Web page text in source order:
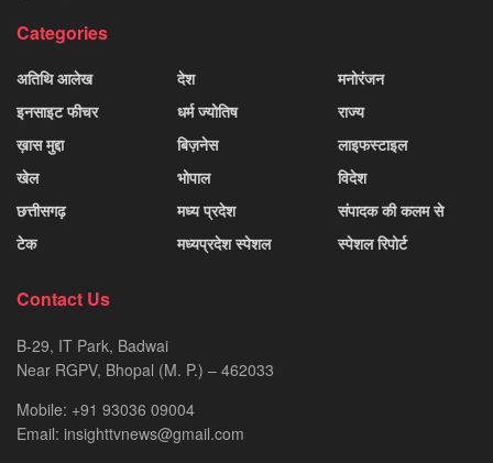
Categories
अतिथि आलेख
इनसाइट फीचर
ख़ास मुद्दा
खेल
छत्तीसगढ़
टेक
देश
धर्म ज्योतिष
बिज़नेस
भोपाल
मध्य प्रदेश
मध्यप्रदेश स्पेशल
मनोरंजन
राज्य
लाइफस्टाइल
विदेश
संपादक की कलम से
स्पेशल रिपोर्ट
Contact Us
B-29, IT Park, Badwai
Near RGPV, Bhopal (M. P.) – 462033
Mobile: +91 93036 09004
Email: insighttvnews@gmail.com